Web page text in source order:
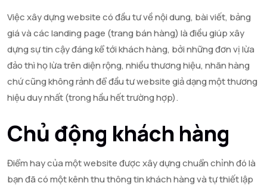
Việc xây dựng website có đầu tư về nội dung, bài viết, bảng
giá và các landing page (trang bán hàng) là điều giúp xây
dựng sự tin cậy đáng kể tới khách hàng, bởi những đơn vị lừa
đảo thì họ lừa trên diện rộng, nhiều thương hiệu, nhãn hàng
chứ cũng không rảnh để đầu tư website giả dạng một thương
hiệu duy nhất (trong hầu hết trường hợp).
Chủ động khách hàng
Điểm hay của một website được xây dựng chuẩn chỉnh đó là
bạn đã có một kênh thu thông tin khách hàng và tự thiết lập